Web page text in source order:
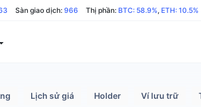
Sàn giao dịch: 966 Thị phần: BTC: 58.9%, ETH: 10.5%
Lịch sử giá Holder Ví lưu trữ